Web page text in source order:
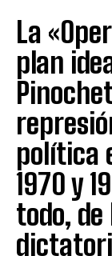
La
plan
política
1970 y
todo,